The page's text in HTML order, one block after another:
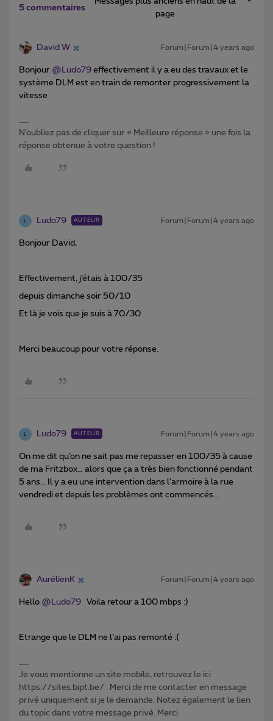
5 commentaires
page
David W Forum|Forum|4 years ago
Bonjour @Ludo79 effectivement il y a eu des travaux et le
système DLM est en train de remonter progressivement la
vitesse
N’oubliez pas de cliquer sur « Meilleure réponse » une fois la
réponse obtenue à votre question !
Ludo79 AUTEUR Forum|Forum|4 years ago
Bonjour David,
Effectivement, j’étais à 100/35
depuis dimanche soir 50/10
Et là je vois que je suis à 70/30
Merci beaucoup pour votre réponse.
Ludo79 AUTEUR Forum|Forum|4 years ago
On me dit qu’on ne sait pas me repasser en 100/35 à cause
de ma Fritzbox… alors que ça a très bien fonctionné pendant
5 ans… Il y a eu une intervention dans l’armoire à la rue
vendredi et depuis les problèmes ont commencés…
AurélienK Forum|Forum|4 years ago
Hello @Ludo79 Voila retour a 100 mbps :)
Etrange que le DLM ne l’ai pas remonté :(
Je vous mentionne un site mobile, retrouvez le ici
https://sites.bipt.be/ . Merci de me contacter en message
privé uniquement si je le demande. Notez également le lien
du topic dans votre message privé. Merci